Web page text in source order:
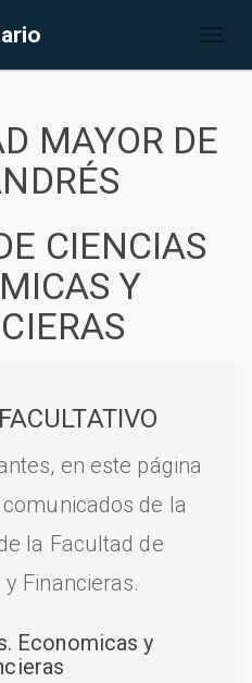
MAYOR DE
CIENCIAS
Y
en este página
de la
la Facultad de
Financieras.
Economicas y